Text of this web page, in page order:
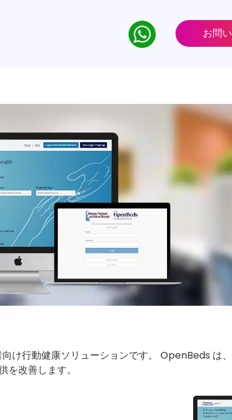
お問
け行動健康ソリューションです。 OpenBeds は
改善します。